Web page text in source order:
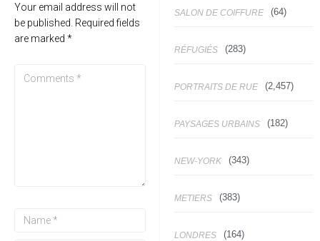
Your email address will not
be published. Required fields
are marked *
SALON DE COIFFURE (64)
RÉFUGIÉS (283)
PORTRAITS DE RUE (2,457)
PAYSAGES URBAINS (182)
NEW-YORK (343)
METIERS (383)
LONDRES (164)